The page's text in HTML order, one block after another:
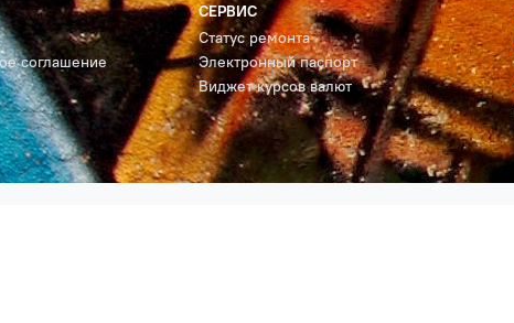
соглашение
СЕРВИС
Статус ремонта
Электронный паспорт
Виджет курсов валют